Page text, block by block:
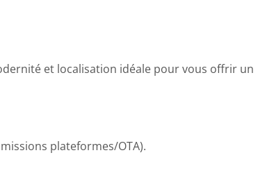
et localisation idéale pour vous offrir un
plateformes/OTA).